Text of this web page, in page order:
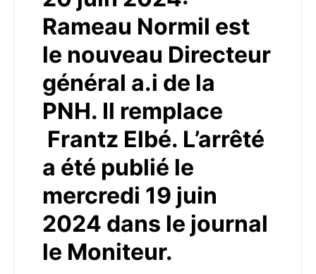
Rameau Normil est
le nouveau Directeur
général a.i de la
PNH. Il remplace
Frantz Elbé. L’arrêté
a été publié le
mercredi 19 juin
2024 dans le journal
le Moniteur.